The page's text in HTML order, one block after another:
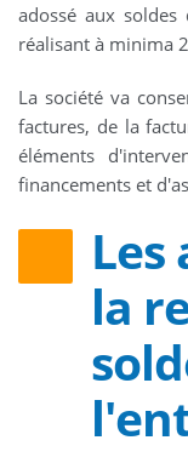
adossé aux soldes
réalisant à minima
La société va
factures, de la
éléments
financements et
Les
la